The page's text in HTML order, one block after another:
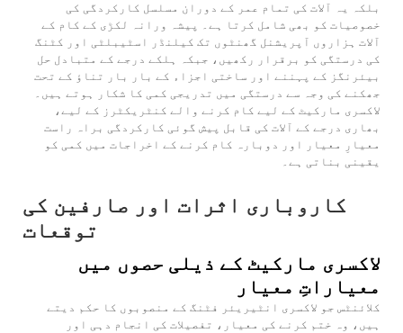
بلکہ یہ آلات کی تمام عمر کے دوران مسلسل کارکردگی کی
خصوصیات کو بھی شامل کرتا ہے۔ پیشہ ورانہ
لکڑی کے کام کے
آلات ہزاروں آپریشنل گھنٹوں تک کیلنڈر اسٹیبلٹی اور کٹنگ
کی درستگی کو برقرار رکھیں، جبکہ ہلکے درجے کے متبادل حل
بیئرنگز کے پہننے اور ساختی اجزاء کے بار بار تناؤ کے تحت
جھکنے کی وجہ سے درستگی میں تدریجی کمی کا شکار ہوتے ہیں۔
لاکسری مارکیٹ کے لیے کام کرنے والے کنٹریکٹرز کے لیے،
بھاری درجے کے آلات کی قابل پیش گوئی کارکردگی براہ راست
معیارِ معیار اور دوبارہ کام کرنے کے اخراجات میں کمی کو
یقینی بناتی ہے۔
کاروباری اثرات اور صارفین کی
توقعات
لاکسری مارکیٹ کے ذیلی حصوں میں
معیاراتِ معیار
کلائنٹس جو لاکسری انٹیریئر فٹنگ کے منصوبوں کا حکم دیتے
ہیں، وہ ختم کرنے کی معیار، تفصیلات کی انجام دہی اور